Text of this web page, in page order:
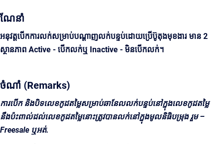
ណែនាំ
អនុវត្តបើកការលក់សម្រាប់បណ្តាញលក់បន្ទប់ដោយប្រើប៊ូតុងមុខងារ មាន 2
ស្ថានភាព Active - បើកលក់ឬ Inactive - មិនបើកលក់។
ចំណាំ (Remarks)
ការបើក និងបិទលេខកូដតម្លៃសម្រាប់ឆានែលលក់បន្ទប់នៅក្នុងលេខកូដតម្លៃ
នឹងប៉ះពាល់ដល់លេខកូដតម្លៃនោះត្រូវបានលក់នៅក្នុងមូលនិធិបម្រុង រួម –
Freesale ឬអត់.